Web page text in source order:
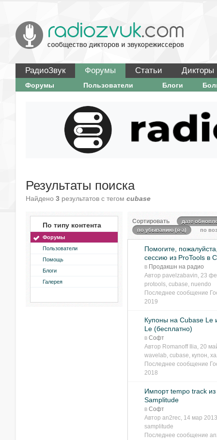
РадиоЗвук Форумы Статьи Дикторы
Форумы Пользователи Блоги
Результаты поиска
Найдено 3 результатов с тегом cubase
По типу контента
Форумы
Пользователи
Помощь
Блоги
Галерея
Сортировать
дате
по убыванию (я-а)
по
Помогите,
сессию из ProTools в
в Продакшн на радио
Автор pavelzabavin, 23
protools, cubase, nuendo
Последнее сообщение
2019
Купоны на Cubase Le
Le (бесплатно)
в Софт
Автор Romanoff Ilia, 20
wavelab, cubase, купон,
Последнее сообщение
2018
Импорт tempo track
Samplitude
в Софт
Автор an2rec, 14 мар
samplitude
Последнее сообщение